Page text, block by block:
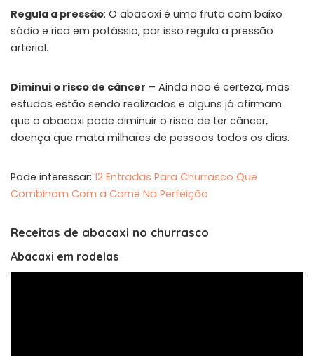
Regula a pressão: O abacaxi é uma fruta com baixo
sódio e rica em potássio, por isso regula a pressão
arterial.
Diminui o risco de câncer – Ainda não é certeza, mas
estudos estão sendo realizados e alguns já afirmam
que o abacaxi pode diminuir o risco de ter câncer,
doença que mata milhares de pessoas todos os dias.
Pode interessar: 12 Entradas Para Churrasco Que
Combinam Com a Carne Na Perfeição
Receitas de abacaxi no churrasco
Abacaxi em rodelas